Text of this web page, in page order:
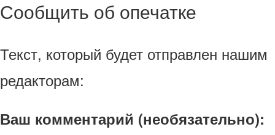
Сообщить об опечатке
Текст, который будет отправлен нашим
редакторам:
Ваш комментарий (необязательно):